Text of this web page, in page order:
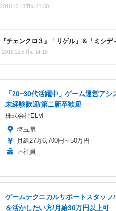
2018.12.13 Thu 21:30
『チェンクロ３』「リゲル」＆「ミシ
2018.12.6 Thu 14:15
「20~30代活躍中」ゲーム運営アシ
未経験歓迎/第二新卒歓迎
株式会社ELM
埼玉県
月給27万6,700円～50万円
正社員
ゲームテクニカルサポートスタッフ
を活かしたい方/月給30万円以上可